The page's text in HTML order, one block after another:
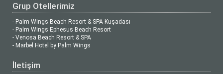
Grup Otellerimiz
- Palm Wings Beach Resort & SPA Kuşadası
- Palm Wings Ephesus Beach Resort
- Venosa Beach Resort & SPA
- Marbel Hotel by Palm Wings
İletişim